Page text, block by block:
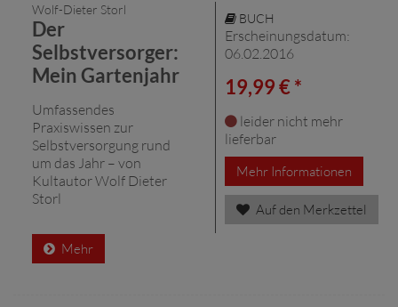
Wolf-Dieter Storl
Der
Selbstversorger:
Mein Gartenjahr
Umfassendes
Praxiswissen zur
Selbstversorgung rund
um das Jahr – von
Kultautor Wolf Dieter
Storl
Mehr
BUCH
Erscheinungsdatum:
06.02.2016
19,99 € *
leider nicht mehr
lieferbar
Mehr Informationen
Auf den Merkzettel